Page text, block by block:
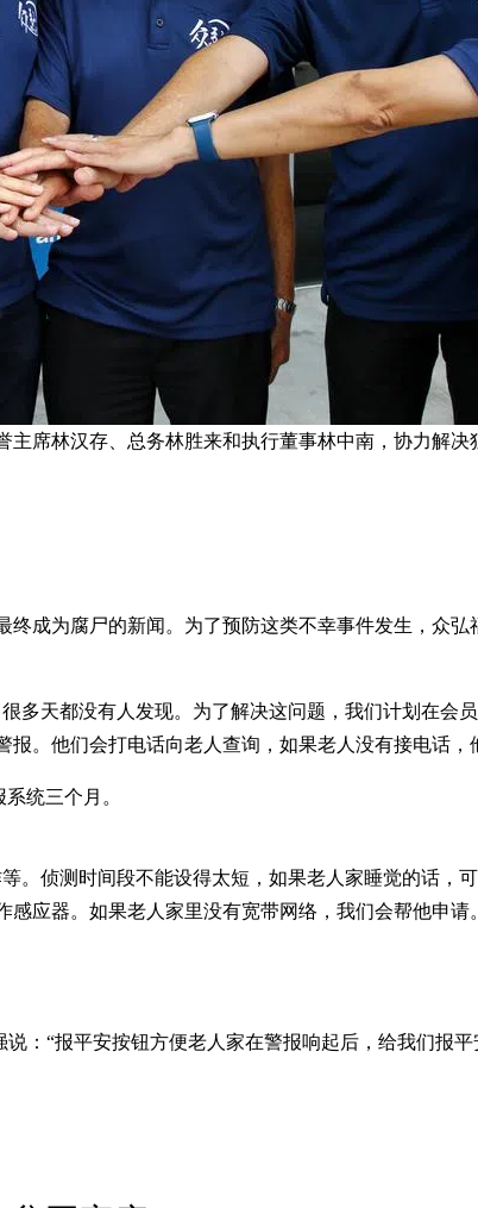
席林汉存、总务林胜来和执行董事林中南，协力解决
成为腐尸的新闻。为了预防这类不幸事件发生，众
多天都没有人发现。为了解决这问题，我们计划在会
。他们会打电话向老人查询，如果老人没有接电话
统三个月。
。侦测时间段不能设得太短，如果老人家睡觉的话，
应器。如果老人家里没有宽带网络，我们会帮他申请
：“报平安按钮方便老人家在警报响起后，给我们报